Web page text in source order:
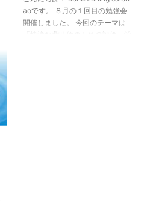
aoです。 ８月の１回目の勉強会
開催しました。 今回のテーマは
「快適な背臥位のための評価・治